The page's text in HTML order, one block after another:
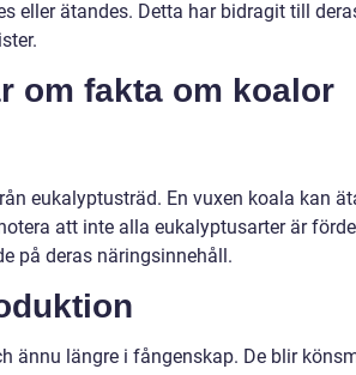
eller ätandes. Detta har bidragit till
om fakta om koalor
eukalyptusträd. En vuxen koala kan
att inte alla eukalyptusarter är
på deras näringsinnehåll.
ännu längre i fångenskap. De blir